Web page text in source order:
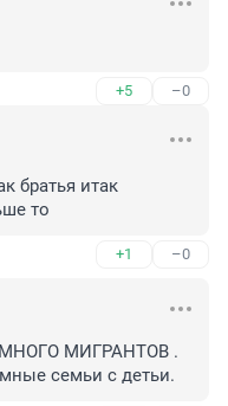
+5 –0
братья итак
то
+1 –0
МИГРАНТОВ .
семьи с детьи.